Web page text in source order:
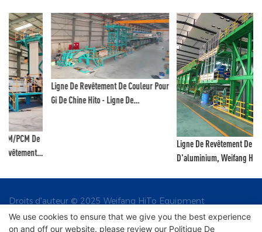
Ligne De Revêtement De Couleur Pour
Gi De Chine Hito - Ligne De
Revêtement Au Fluorure De
Polyvinylidène Et Ligne De Peinture
Couleur
Ligne De Revêtement De Bobines
D'aluminium, Weifang Hito - Ligne De
Couleur
Droits d'auteur © 2025 Weifang HiTo Equipment
Engineering Co., Ltd |
We use cookies to ensure that we give you the best experience
on and off our website. please review our Politique De